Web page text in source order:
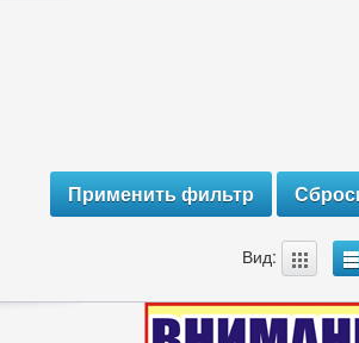
Вид: A B